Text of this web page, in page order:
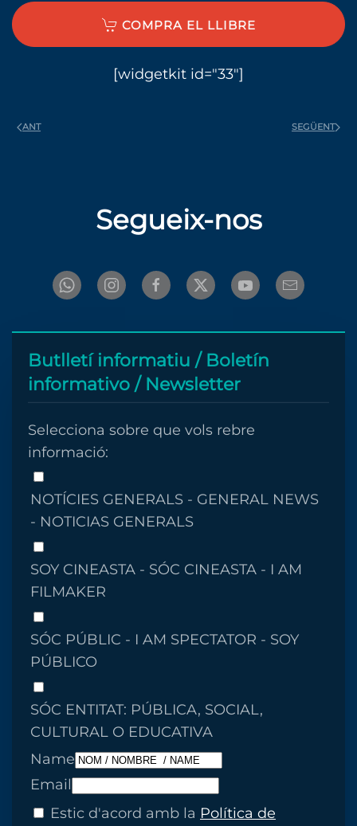
COMPRA EL LLIBRE
[widgetkit id="33"]
ANT SEGÜENT
Segueix-nos
Butlletí informatiu / Boletín
informativo / Newsletter
Selecciona sobre que vols rebre
informació:
NOTÍCIES GENERALS - GENERAL NEWS
- NOTICIAS GENERALS
SOY CINEASTA - SÓC CINEASTA - I AM
FILMAKER
SÓC PÚBLIC - I AM SPECTATOR - SOY
PÚBLICO
SÓC ENTITAT: PÚBLICA, SOCIAL,
CULTURAL O EDUCATIVA
Name
Email
Estic d'acord amb la Política de